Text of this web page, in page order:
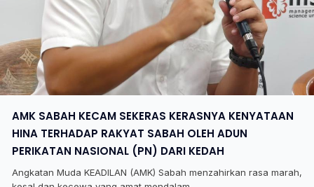
AMK SABAH KECAM SEKERAS KERASNYA KENYATAAN
HINA TERHADAP RAKYAT SABAH OLEH ADUN
PERIKATAN NASIONAL (PN) DARI KEDAH
Angkatan Muda KEADILAN (AMK) Sabah menzahirkan rasa marah,